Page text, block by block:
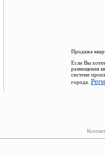
Продажа
Если Вы
размещения
системе
города.